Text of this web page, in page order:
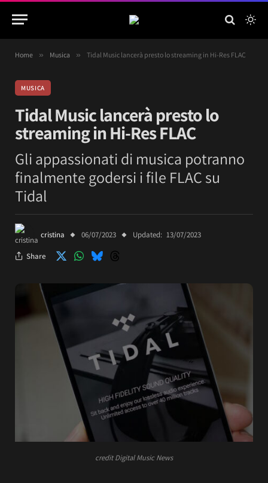
Home » Musica » Tidal Music lancerà presto lo streaming in Hi-Res FLAC
MUSICA
Tidal Music lancerà presto lo
streaming in Hi-Res FLAC
Gli appassionati di musica potranno
finalmente godersi i file FLAC su
Tidal
cristina 06/07/2023 Updated: 13/07/2023
Share
credit Digital Music News